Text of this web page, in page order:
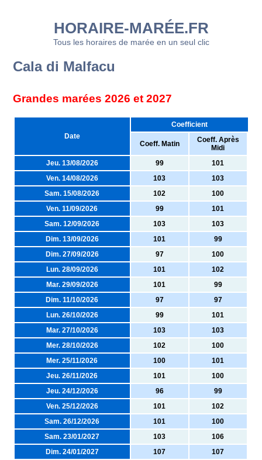
HORAIRE-MARÉE.FR
Tous les horaires de marée en un seul clic
Cala di Malfacu
Grandes marées 2026 et 2027
Date
Coefficient
Coeff. Matin
Coeff. Après
Midi
Jeu. 13/08/2026
99
101
Ven. 14/08/2026
103
103
Sam. 15/08/2026
102
100
Ven. 11/09/2026
99
101
Sam. 12/09/2026
103
103
Dim. 13/09/2026
101
99
Dim. 27/09/2026
97
100
Lun. 28/09/2026
101
102
Mar. 29/09/2026
101
99
Dim. 11/10/2026
97
97
Lun. 26/10/2026
99
101
Mar. 27/10/2026
103
103
Mer. 28/10/2026
102
100
Mer. 25/11/2026
100
101
Jeu. 26/11/2026
101
100
Jeu. 24/12/2026
96
99
Ven. 25/12/2026
101
102
Sam. 26/12/2026
101
100
Sam. 23/01/2027
103
106
Dim. 24/01/2027
107
107